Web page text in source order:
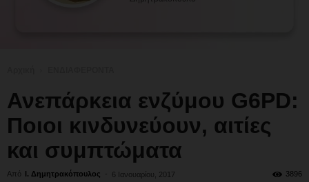
Ανεπάρκεια ενζύμου G6PD:
Ποιοι κινδυνεύουν, αιτίες
και συμπτώματα
Από Ι. Δημητρακόπουλος - 6 Ιανουαρίου, 2017 3896